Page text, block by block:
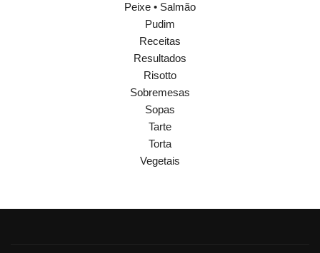
Peixe • Salmão
Pudim
Receitas
Resultados
Risotto
Sobremesas
Sopas
Tarte
Torta
Vegetais